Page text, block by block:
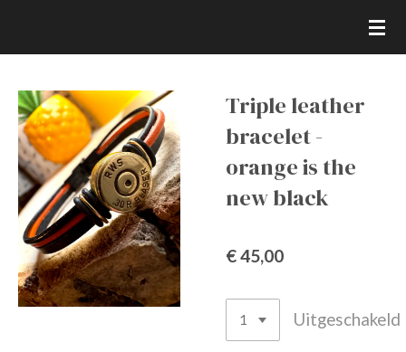
de
hoofdinhoud
Triple leather
bracelet -
orange is the
new black
€ 45,00
Uitgeschakeld